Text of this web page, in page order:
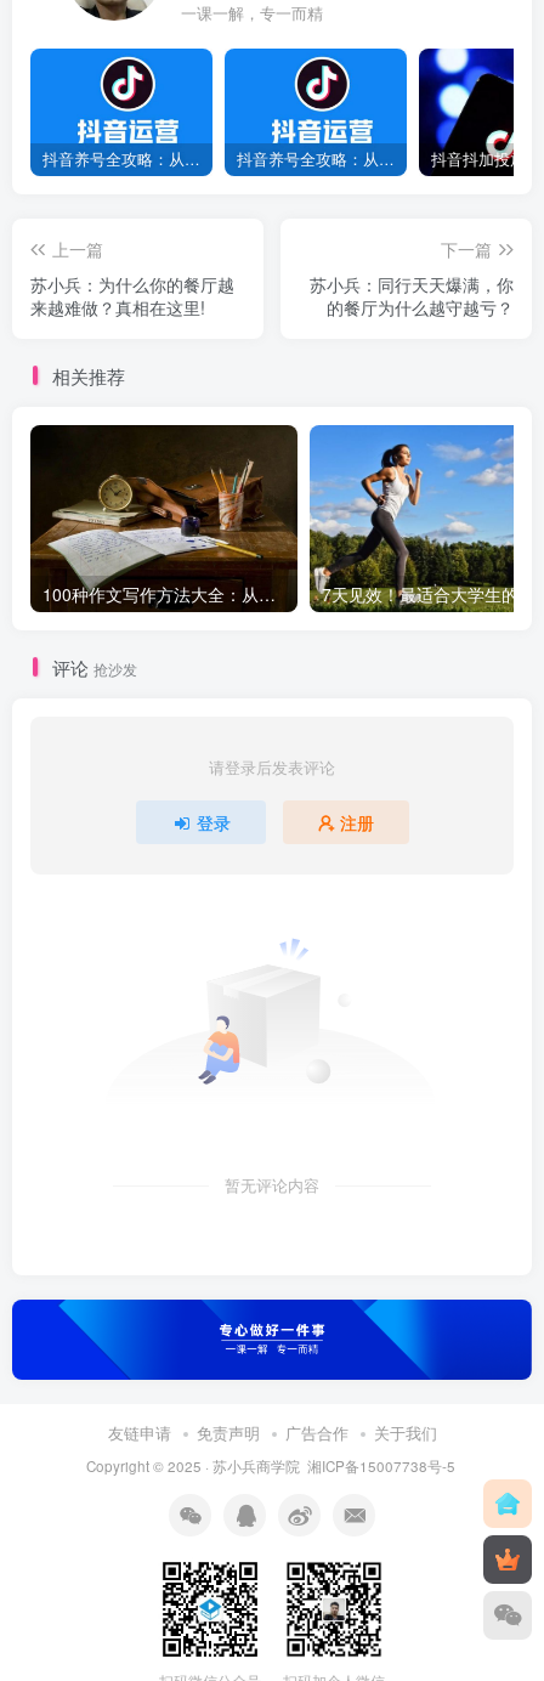
一课一解，专一而精
抖音养号全攻略：从0到1打造爆款账号，新手必看！ 抖音养号全攻略：从0到爆款，7天打造高权重账号！
上一篇
苏小兵：为什么你的餐厅越
来越难做？真相在这里!
下一篇
苏小兵：同行天天爆满，你
的餐厅为什么越守越亏？
相关推荐
100种作文写作方法大全：从基础到高级，轻松提升写作水平！
评论 抢沙发
请登录后发表评论
登录 注册
暂无评论内容
友链申请 免责声明 广告合作 关于我们
Copyright © 2025 · 苏小兵商学院 湘ICP备15007738号-5